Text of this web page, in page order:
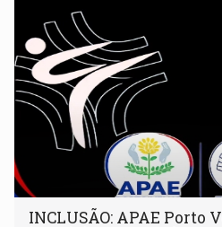
INCLUSÃO: APAE Porto